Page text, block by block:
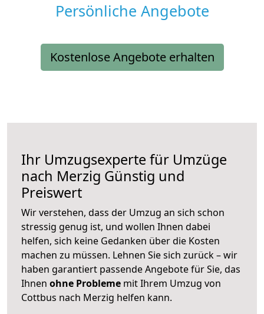
Persönliche Angebote
Kostenlose Angebote erhalten
Ihr Umzugsexperte für Umzüge
nach Merzig Günstig und
Preiswert
Wir verstehen, dass der Umzug an sich schon
stressig genug ist, und wollen Ihnen dabei
helfen, sich keine Gedanken über die Kosten
machen zu müssen. Lehnen Sie sich zurück – wir
haben garantiert passende Angebote für Sie, das
Ihnen ohne Probleme mit Ihrem Umzug von
Cottbus nach Merzig helfen kann.